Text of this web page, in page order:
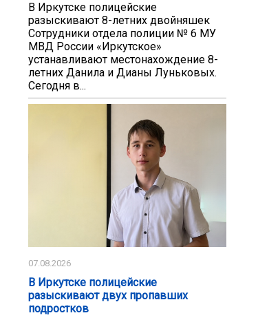
В Иркутске полицейские
разыскивают 8-летних двойняшек
Сотрудники отдела полиции № 6 МУ
МВД России «Иркутское»
устанавливают местонахождение 8-
летних Данила и Дианы Луньковых.
Сегодня в...
07.08.2026
В Иркутске полицейские
разыскивают двух пропавших
подростков